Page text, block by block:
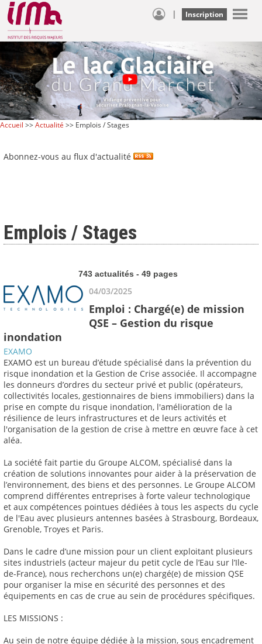
| Inscription
Accueil >>Actualité >> Emplois / Stages
Abonnez-vous au flux d'actualité
Emplois / Stages
743 actualités - 49 pages
04/03/2025
Emploi : Chargé(e) de mission
QSE – Gestion du risque
inondation
EXAMO
EXAMO est un bureau d’étude spécialisé dans la prévention du
risque inondation et la Gestion de Crise associée. Il accompagne
les donneurs d’ordres du secteur privé et public (opérateurs,
collectivités locales, gestionnaires de biens immobiliers) dans la
prise en compte du risque inondation, l'amélioration de la
résilience de leurs infrastructures et de leurs activités et
l'organisation de la gestion de crise à mettre en œuvre face à cet
aléa.
La société fait partie du Groupe ALCOM, spécialisé dans la
création de solutions innovantes pour aider à la préservation de
l’environnement, des biens et des personnes. Le Groupe ALCOM
comprend différentes entreprises à forte valeur technologique
et aux compétences pointues dédiées à tous les aspects du cycle
de l'Eau avec plusieurs antennes basées à Strasbourg, Bordeaux,
Grenoble, Troyes et Paris.
Dans le cadre d’une mission pour un client exploitant plusieurs
sites industriels (acteur majeur du petit cycle de l’Eau sur l’Ile-
de-France), nous recherchons un(e) chargé(e) de mission QSE
pour organiser la mise en sécurité des personnes et des
équipements en cas de crue au sein de procédures spécifiques.
LES MISSIONS :
Au sein de notre équipe dédiée à la mission, sous encadrement